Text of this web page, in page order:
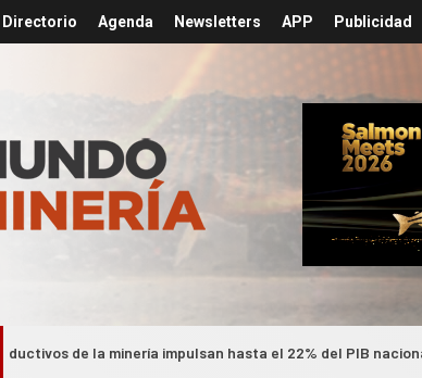
Directorio Agenda Newsletters APP Publicidad
impulsan hasta el 22% del PIB nacional según Cochilco